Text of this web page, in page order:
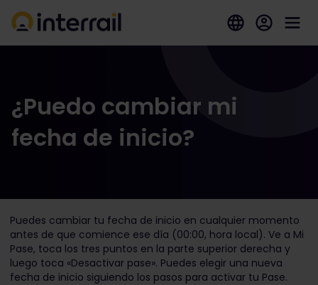
¿Puedo cambiar mi
fecha de inicio?
Puedes cambiar tu fecha de inicio en cualquier momento
antes de que comience ese día (00:00, hora local). Ve a Mi
Pase, toca los tres puntos en la parte superior derecha y
luego toca «Desactivar pase». Puedes elegir una nueva
fecha de inicio siguiendo los pasos para activar tu Pase.